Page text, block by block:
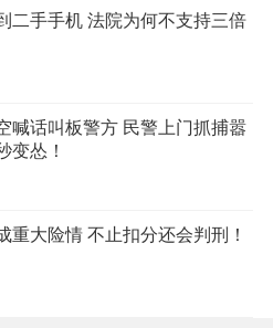
二手手机 法院为何不支持三倍
喊话叫板警方 民警上门抓捕嚣
变怂！
重大险情 不止扣分还会判刑！